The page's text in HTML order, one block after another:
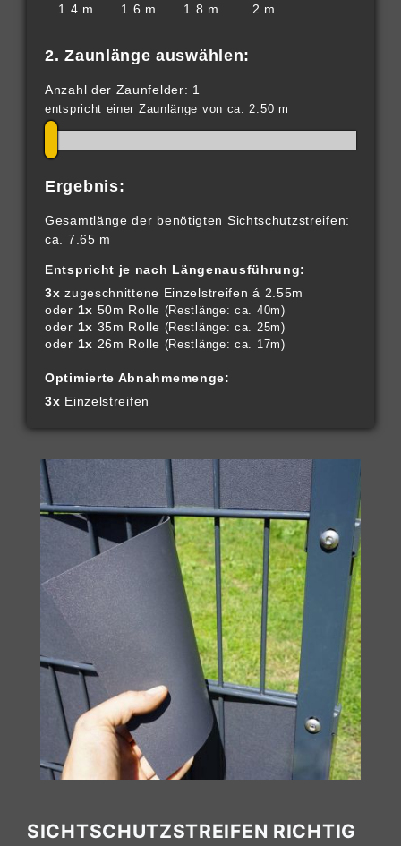
1.4 m 1.6 m 1.8 m 2 m
2. Zaunlänge auswählen:
Anzahl der Zaunfelder: 1
entspricht einer Zaunlänge von ca. 2.50 m
Ergebnis:
Gesamtlänge der benötigten Sichtschutzstreifen:
ca. 7.65 m
Entspricht je nach Längenausführung:
3x zugeschnittene Einzelstreifen á 2.55m
oder 1x 50m Rolle (Restlänge: ca. 40m)
oder 1x 35m Rolle (Restlänge: ca. 25m)
oder 1x 26m Rolle (Restlänge: ca. 17m)
Optimierte Abnahmemenge:
3x Einzelstreifen
SICHTSCHUTZSTREIFEN RICHTIG